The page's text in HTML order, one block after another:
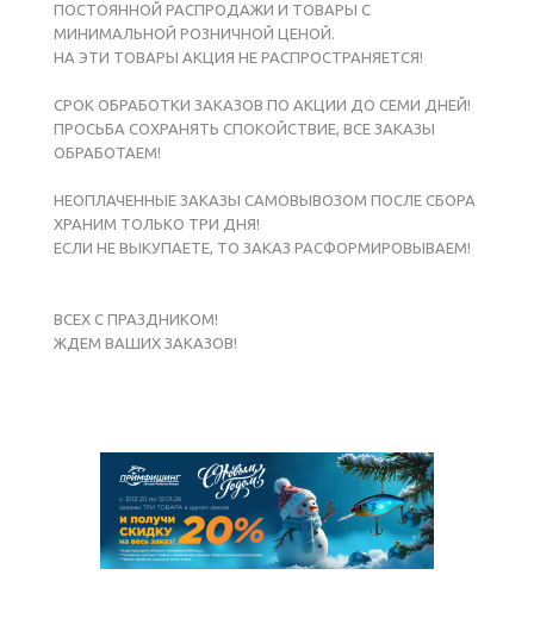
ПОСТОЯННОЙ РАСПРОДАЖИ И ТОВАРЫ С
МИНИМАЛЬНОЙ РОЗНИЧНОЙ ЦЕНОЙ.
НА ЭТИ ТОВАРЫ АКЦИЯ НЕ РАСПРОСТРАНЯЕТСЯ!
СРОК ОБРАБОТКИ ЗАКАЗОВ ПО АКЦИИ ДО СЕМИ ДНЕЙ!
ПРОСЬБА СОХРАНЯТЬ СПОКОЙСТВИЕ, ВСЕ ЗАКАЗЫ
ОБРАБОТАЕМ!
НЕОПЛАЧЕННЫЕ ЗАКАЗЫ САМОВЫВОЗОМ ПОСЛЕ СБОРА
ХРАНИМ ТОЛЬКО ТРИ ДНЯ!
ЕСЛИ НЕ ВЫКУПАЕТЕ, ТО ЗАКАЗ РАСФОРМИРОВЫВАЕМ!
ВСЕХ С ПРАЗДНИКОМ!
ЖДЕМ ВАШИХ ЗАКАЗОВ!